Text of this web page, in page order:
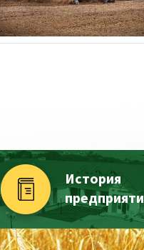
История